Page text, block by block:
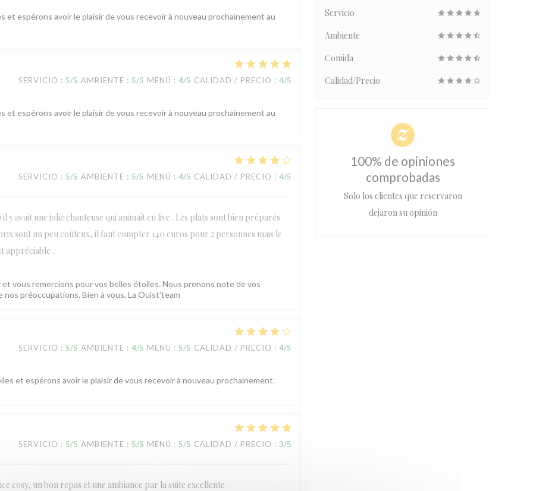
espérons avoir le plaisir de vous recevoir à nouveau prochainement au
SERVICIO : 5/5 AMBIENTE : 5/5 MENÚ : 4/5 CALIDAD / PRECIO : 4/5
espérons avoir le plaisir de vous recevoir à nouveau prochainement au
SERVICIO : 5/5 AMBIENTE : 5/5 MENÚ : 4/5 CALIDAD / PRECIO : 4/5
y avait une jolie chanteuse qui animait en live . Les plats sont bien préparés
sont un peu coûteux, il faut compter 140 euros pour 2 personnes mais le
appréciable .
vous remercions pour vos belles étoiles. Nous prenons note de vos
préoccupations. Bien à vous, La Ouist'team
SERVICIO : 5/5 AMBIENTE : 4/5 MENÚ : 5/5 CALIDAD / PRECIO : 4/5
et espérons avoir le plaisir de vous recevoir à nouveau prochainement.
SERVICIO : 5/5 AMBIENTE : 5/5 MENÚ : 5/5 CALIDAD / PRECIO : 3/5
cosy, un bon repas et une ambiance par la suite excellente
Servicio
Ambiente
Comida
Calidad/Precio
100% de opiniones
comprobadas
Solo los clientes que reservaron
dejaron su opinión